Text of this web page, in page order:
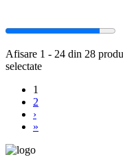
Afisare 1 - 24 din 28
selectate
1
2
›
»